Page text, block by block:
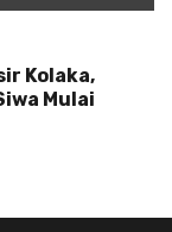
Kolaka,
Mulai